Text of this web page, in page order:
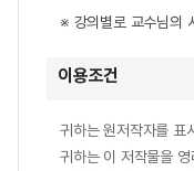
※ 강의별로 교수님의
이용조건
귀하는 원저작자를 표
귀하는 이 저작물을